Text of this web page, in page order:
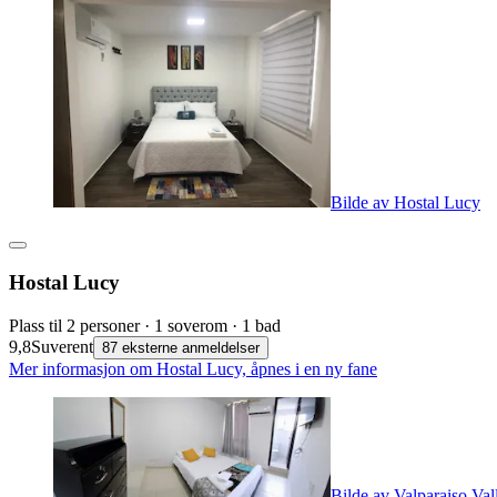
Bilde av Hostal Lucy
Hostal Lucy
Plass til 2 personer · 1 soverom · 1 bad
9,8Suverent 87 eksterne anmeldelser
Mer informasjon om Hostal Lucy, åpnes i en ny fane